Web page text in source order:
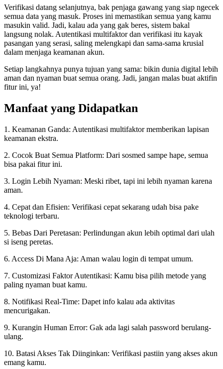
Verifikasi datang selanjutnya, bak penjaga gawang yang siap ngecek
semua data yang masuk. Proses ini memastikan semua yang kamu
masukin valid. Jadi, kalau ada yang gak beres, sistem bakal
langsung nolak. Autentikasi multifaktor dan verifikasi itu kayak
pasangan yang serasi, saling melengkapi dan sama-sama krusial
dalam menjaga keamanan akun.
Setiap langkahnya punya tujuan yang sama: bikin dunia digital lebih
aman dan nyaman buat semua orang. Jadi, jangan malas buat aktifin
fitur ini, ya!
Manfaat yang Didapatkan
1. Keamanan Ganda: Autentikasi multifaktor memberikan lapisan
keamanan ekstra.
2. Cocok Buat Semua Platform: Dari sosmed sampe hape, semua
bisa pakai fitur ini.
3. Login Lebih Nyaman: Meski ribet, tapi ini lebih nyaman karena
aman.
4. Cepat dan Efisien: Verifikasi cepat sekarang udah bisa pake
teknologi terbaru.
5. Bebas Dari Peretasan: Perlindungan akun lebih optimal dari ulah
si iseng peretas.
6. Access Di Mana Aja: Aman walau login di tempat umum.
7. Customizasi Faktor Autentikasi: Kamu bisa pilih metode yang
paling nyaman buat kamu.
8. Notifikasi Real-Time: Dapet info kalau ada aktivitas
mencurigakan.
9. Kurangin Human Error: Gak ada lagi salah password berulang-
ulang.
10. Batasi Akses Tak Diinginkan: Verifikasi pastiin yang akses akun
emang kamu.